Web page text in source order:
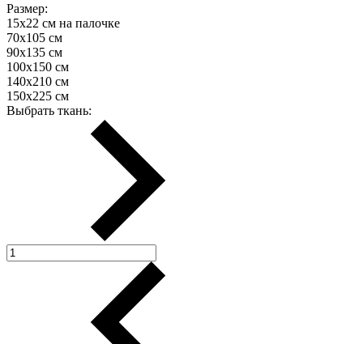
Размер:
15х22 см на палочке
70х105 см
90х135 см
100х150 см
140х210 см
150х225 см
Выбрать ткань: